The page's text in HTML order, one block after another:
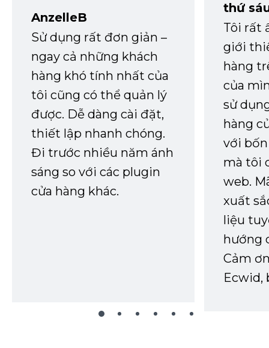
AnzelleB
Sử dụng rất đơn giản –
ngay cả những khách
hàng khó tính nhất của
tôi cũng có thể quản lý
được. Dễ dàng cài đặt,
thiết lập nhanh chóng.
Đi trước nhiều năm ánh
sáng so với các plugin
cửa hàng khác.
thứ
Tôi rất
giới
hàng
của
sử
hàng
với
mà tôi
web.
xuất
liệu
hướng
Cảm
Ecwid,